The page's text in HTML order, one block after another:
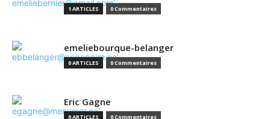
1 ARTICLES 0 Commentaires
emeliebourque-belanger
0 ARTICLES 0 Commentaires
Eric Gagne
0 ARTICLES 0 Commentaires